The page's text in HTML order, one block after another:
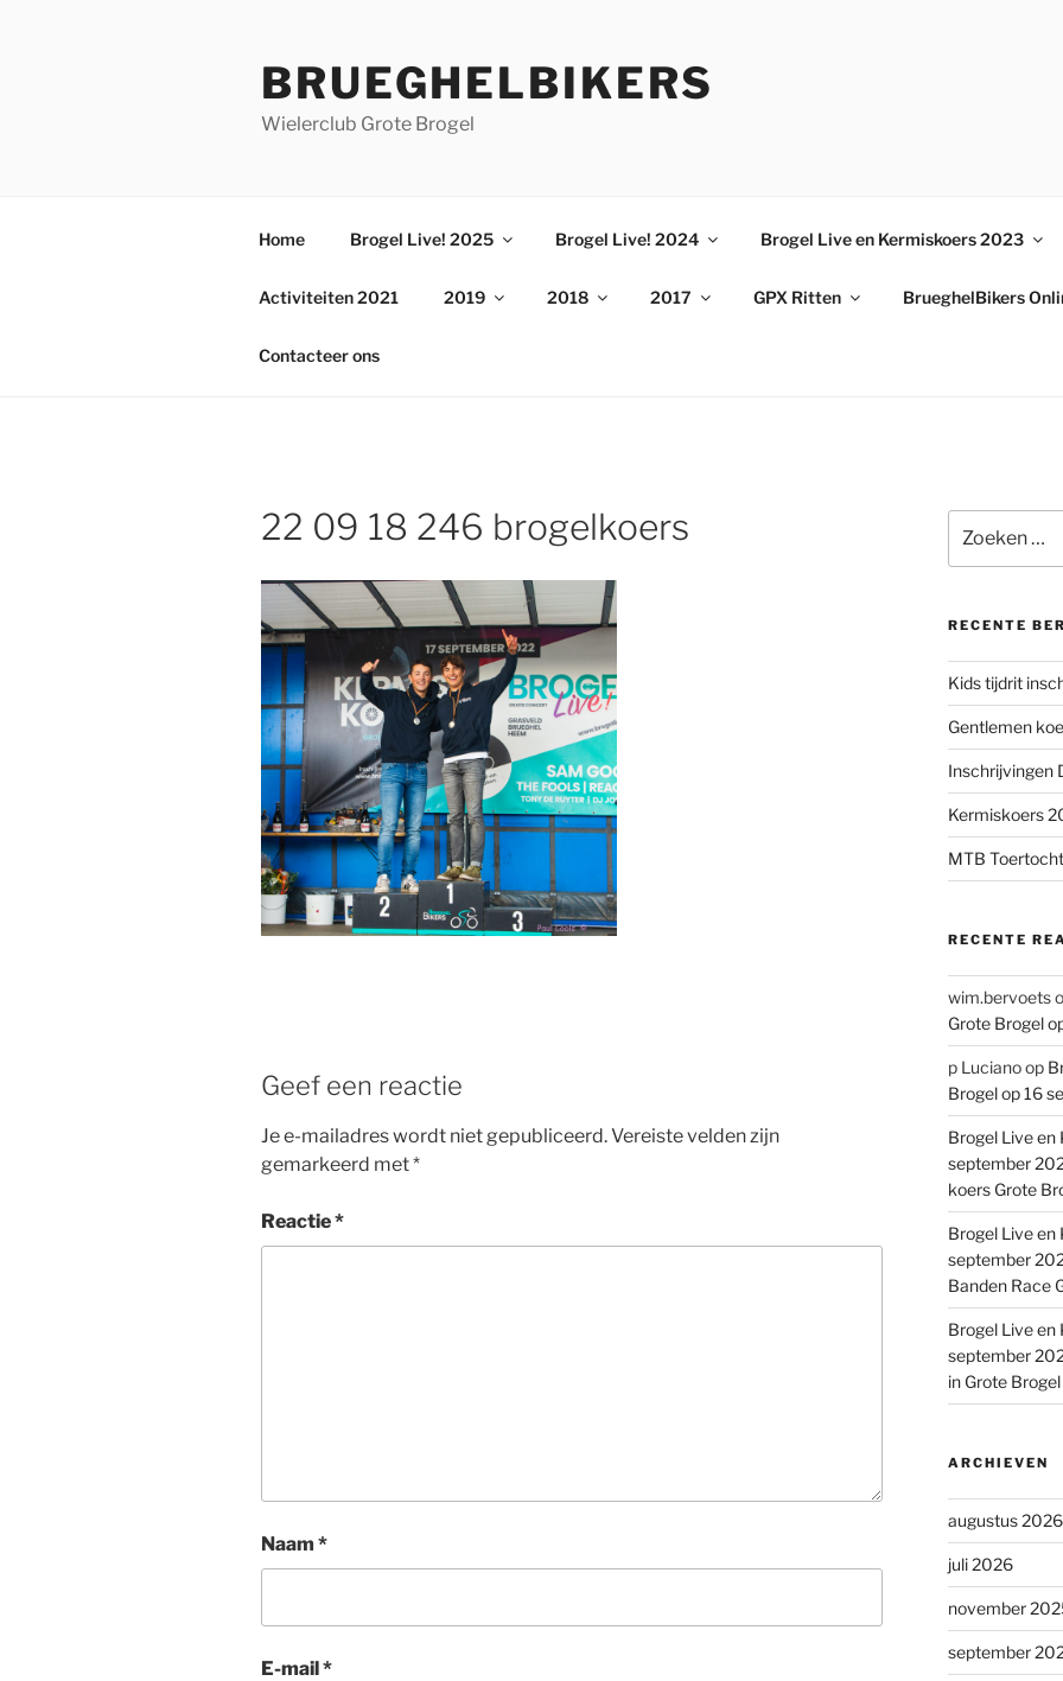
BRUEGHELBIKERS
Wielerclub Grote Brogel
Home Brogel Live! 2025 Brogel Live! 2024 Brogel Live en Kermiskoers 2023
Activiteiten 2021 2019 2018 2017 GPX Ritten BrueghelBikers
Contacteer ons
22 09 18 246 brogelkoers
Geef een reactie
Je e-mailadres wordt niet gepubliceerd.Vereiste velden zijn
gemarkeerd met*
Reactie*
Naam *
E-mail*
naar:
RECENTE
Kids tijdrit
Gentlemen
Inschrijvingen
Kermiskoers
MTB
RECENTE
wim.bervoets
Grote Brogel
p Lucianoop
Brogel op 16
Brogel Live en
september
koers Grote
Brogel Live en
september
Banden Race
Brogel Live en
september
in Grote
ARCHIEVEN
augustus 2026
juli 2026
november
september